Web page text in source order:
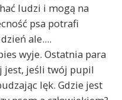
ludzi i mogą na
psa potrafi
ale....
wyje. Ostatnia para
jest, jeśli twój pupil
lęk. Gdzie jest